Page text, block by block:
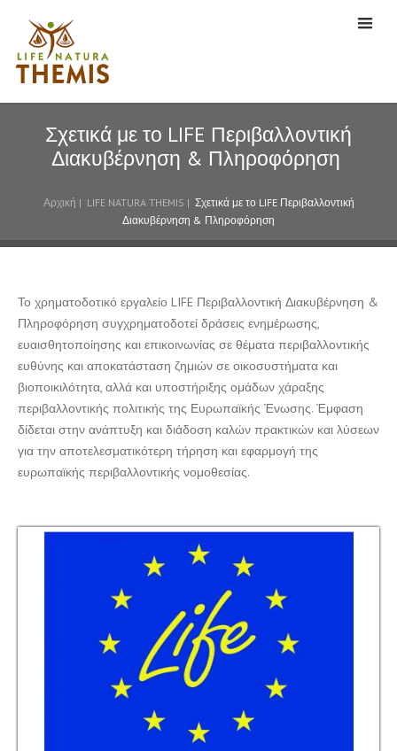
Σχετικά με το LIFE Περιβαλλοντική
Διακυβέρνηση & Πληροφόρηση
Αρχική | LIFE NATURA THEMIS | Σχετικά με το LIFE Περιβαλλοντική
Διακυβέρνηση & Πληροφόρηση
Το χρηματοδοτικό εργαλείο LIFE Περιβαλλοντική Διακυβέρνηση &
Πληροφόρηση συγχρηματοδοτεί δράσεις ενημέρωσης,
ευαισθητοποίησης και επικοινωνίας σε θέματα περιβαλλοντικής
ευθύνης και αποκατάσταση ζημιών σε οικοσυστήματα και
βιοποικιλότητα, αλλά και υποστήριξης ομάδων χάραξης
περιβαλλοντικής πολιτικής της Ευρωπαϊκής Ένωσης. Έμφαση
δίδεται στην ανάπτυξη και διάδοση καλών πρακτικών και λύσεων
για την αποτελεσματικότερη τήρηση και εφαρμογή της
ευρωπαϊκής περιβαλλοντικής νομοθεσίας.